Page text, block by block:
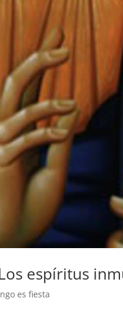
espíritus
es fiesta